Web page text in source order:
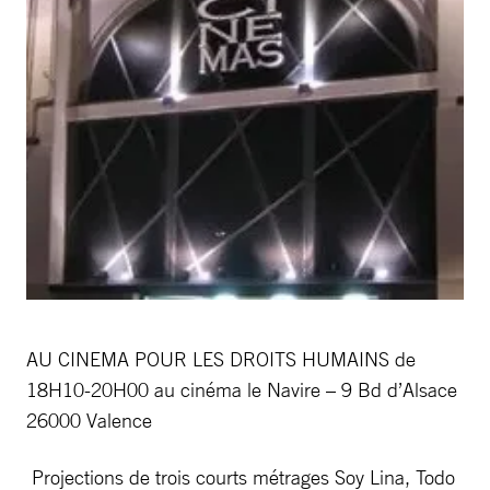
AU CINEMA POUR LES DROITS HUMAINS de
18H10-20H00 au cinéma le Navire – 9 Bd d’Alsace
26000 Valence
Projections de trois courts métrages Soy Lina, Todo